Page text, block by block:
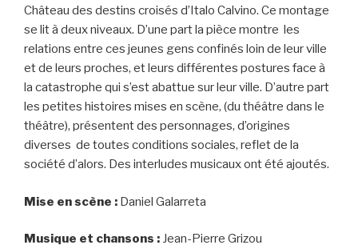
Château des destins croisés d’Italo Calvino. Ce montage
se lit à deux niveaux. D’une part la pièce montre les
relations entre ces jeunes gens confinés loin de leur ville
et de leurs proches, et leurs différentes postures face à
la catastrophe qui s’est abattue sur leur ville. D’autre part
les petites histoires mises en scène, (du théâtre dans le
théâtre), présentent des personnages, d’origines
diverses de toutes conditions sociales, reflet de la
société d’alors. Des interludes musicaux ont été ajoutés.
Mise en scène : Daniel Galarreta
Musique et chansons : Jean-Pierre Grizou